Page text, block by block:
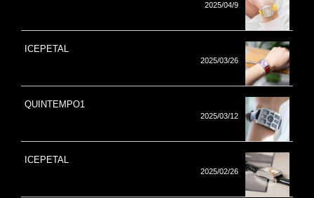
2025/04/9
ICEPETAL
2025/03/26
QUINTEMPO1
2025/03/12
ICEPETAL
2025/02/26